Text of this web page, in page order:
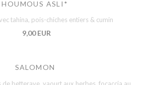
HOUMOUS ASLI*
tahina, pois-chiches entiers & cumin
9,00 EUR
SALOMON